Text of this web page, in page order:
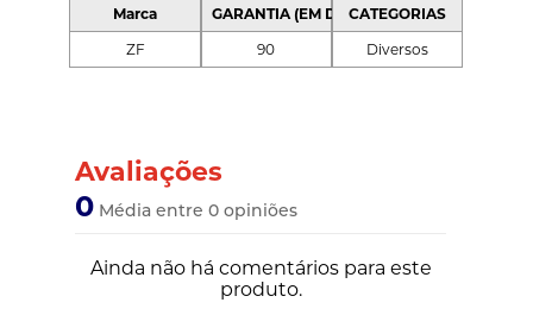
Marca
ZF
GARANTIA (EM DIAS)
90
CATEGORIAS
Diversos
Avaliações
0 Média entre 0 opiniões
Ainda não há comentários para este
produto.